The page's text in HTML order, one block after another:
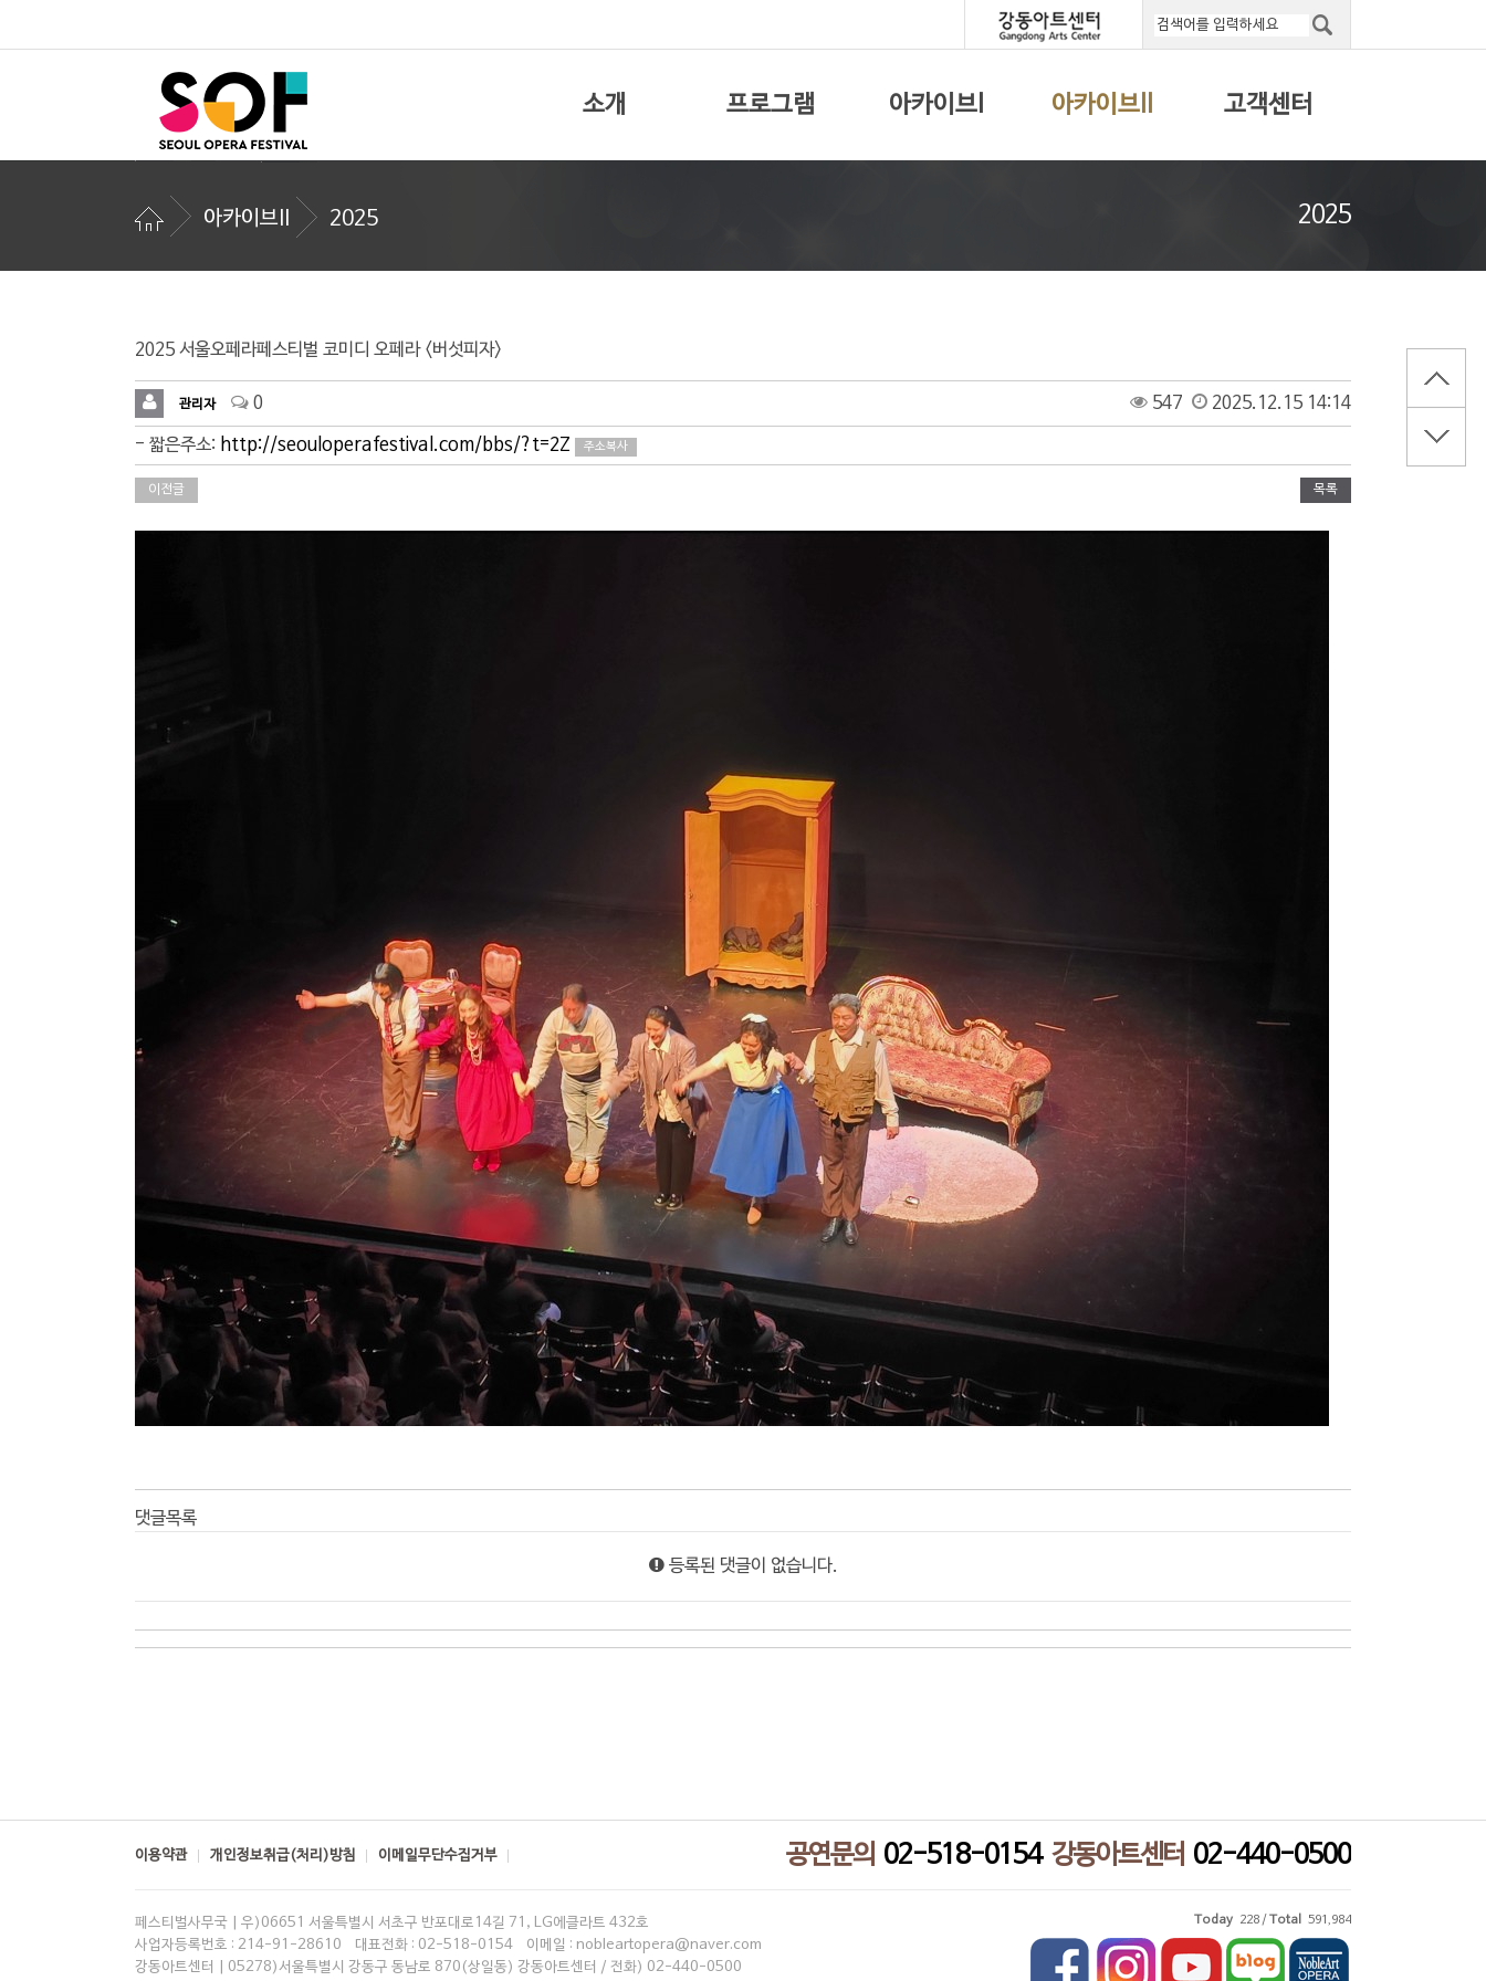
소개 프로그램 아카이브I 아카이브II 고객센터
아카이브II 2025 2025
2025 서울오페라페스티벌 코미디 오페라 <버섯피자>
관리자 0 547 2025.12.15 14:14
- 짧은주소: http://seouloperafestival.com/bbs/?t=2Z 주소복사
이전글 목록
댓글목록
등록된 댓글이 없습니다.
이용약관 개인정보취급(처리)방침 이메일무단수집거부 공연문의 02-518-0154 강동아트센터 02-440-0500
페스티벌사무국 | 우)06651 서울특별시 서초구 반포대로14길 71, LG에클라트 432호
사업자등록번호 : 214-91-28610 대표전화 : 02-518-0154 이메일 : nobleartopera@naver.com
강동아트센터 | 05278)서울특별시 강동구 동남로 870(상일동) 강동아트센터 / 전화) 02-440-0500
Today 228 / Total 591,984